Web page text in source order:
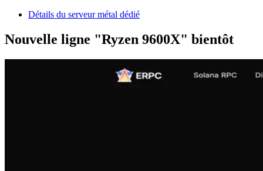
Détails du serveur métal dédié
Nouvelle ligne "Ryzen 9600X" bientôt